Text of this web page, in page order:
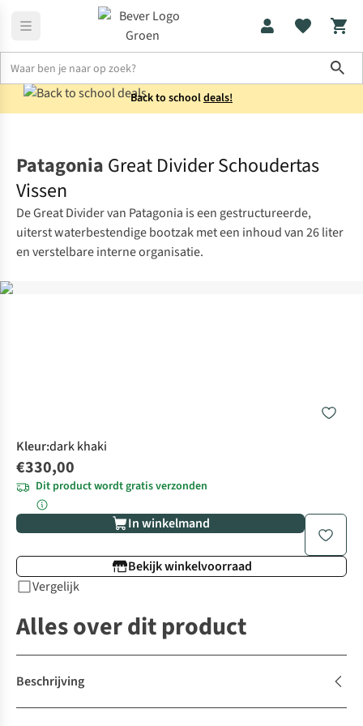
Back to schooldeals!
Patagonia Great Divider Schoudertas
Vissen
De Great Divider van Patagonia is een gestructureerde,
uiterst waterbestendige bootzak met een inhoud van 26 liter
en verstelbare interne organisatie.
Kleur:dark khaki
€330,00
Dit product wordt gratis verzonden
In winkelmand
Bekijk winkelvoorraad
Vergelijk
Alles over dit product
Beschrijving